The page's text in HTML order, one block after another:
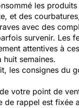
les
et des
avec des
survenir. Les
attentives à
semaines.
les consignes du
votre point de
de rappel est fixée